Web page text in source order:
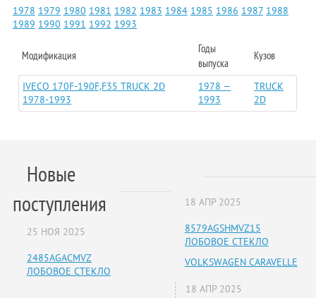
1978 1979 1980 1981 1982 1983 1984 1985 1986 1987 1988
1989 1990 1991 1992 1993
Модификация
Годы
выпуска
Кузов
IVECO 170F-190F,F35 TRUCK 2D
1978-1993
1978 —
1993
TRUCK
2D
Новые
поступления
25 НОЯ 2025
2485AGACMVZ
ЛОБОВОЕ СТЕКЛО
18 АПР 2025
8579AGSHMVZ15
ЛОБОВОЕ СТЕКЛО
VOLKSWAGEN CARAVELLE
18 АПР 2025